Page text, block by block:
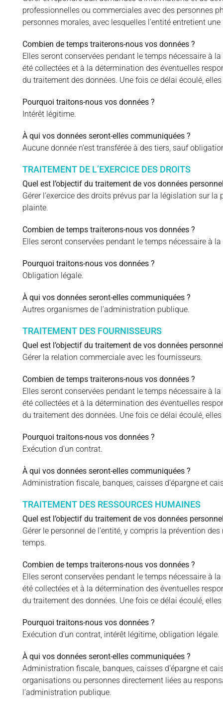
professionnelles ou commerciales avec des personnes
personnes morales, avec lesquelles l’entité entretient
Combien de temps traiterons-nous vos données ?
Elles seront conservées pendant le temps nécessaire à
été collectées et à la détermination des éventuelles
du traitement des données. Une fois ce délai écoulé,
Pourquoi traitons-nous vos données ?
Intérêt légitime.
À qui vos données seront-elles communiquées ?
Aucune donnée n’est transférée à des tiers, sauf
TRAITEMENT DE L’EXERCICE DES DROITS
Quel est l’objectif du traitement de vos données
Gérer l’exercice des droits prévus par la législation sur
plainte.
Combien de temps traiterons-nous vos données ?
Elles seront conservées pendant le temps nécessaire à
Pourquoi traitons-nous vos données ?
Obligation légale.
À qui vos données seront-elles communiquées ?
Autres organismes de l’administration publique.
TRAITEMENT DES FOURNISSEURS
Quel est l’objectif du traitement de vos données
Gérer la relation commerciale avec les fournisseurs.
Combien de temps traiterons-nous vos données ?
Elles seront conservées pendant le temps nécessaire à
été collectées et à la détermination des éventuelles
du traitement des données. Une fois ce délai écoulé,
Pourquoi traitons-nous vos données ?
Exécution d’un contrat.
À qui vos données seront-elles communiquées ?
Administration fiscale, banques, caisses d’épargne et
TRAITEMENT DES RESSOURCES HUMAINES
Quel est l’objectif du traitement de vos données
Gérer le personnel de l’entité, y compris la prévention
temps.
Combien de temps traiterons-nous vos données ?
Elles seront conservées pendant le temps nécessaire à
été collectées et à la détermination des éventuelles
du traitement des données. Une fois ce délai écoulé,
Pourquoi traitons-nous vos données ?
Exécution d’un contrat, intérêt légitime, obligation légale.
À qui vos données seront-elles communiquées ?
Administration fiscale, banques, caisses d’épargne et
organisations ou personnes directement liées au
l’administration publique.